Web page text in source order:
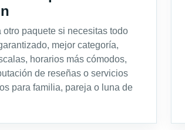
otro paquete si necesitas todo
mejor categoría,
horarios más cómodos,
de reseñas o servicios
para familia, pareja o luna de